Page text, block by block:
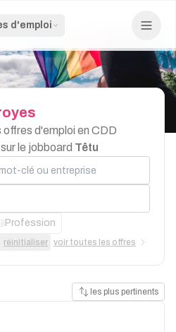
d'emploi
d'emploi en CDD
le jobboard Têtu
ou entreprise
Profession
réinitialiser voir toutes les offres
les plus pertinents